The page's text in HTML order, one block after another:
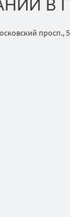
В
просп.,